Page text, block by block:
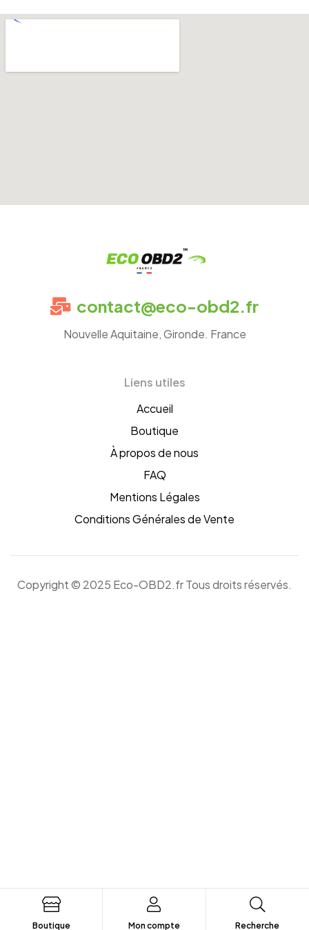
OBD2
contact@eco-obd2.fr
Nouvelle Aquitaine, Gironde. France
Liens utiles
Accueil
Boutique
À propos de nous
FAQ
Mentions Légales
Conditions Générales de Vente
Copyright © 2025 Eco-OBD2.fr Tous droits réservés.
Boutique Mon compte Recherche